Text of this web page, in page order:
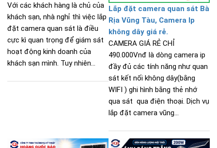
Với các khách hàng là chủ của
khách sạn, nhà nghỉ thì việc lắp
đặt camera quan sát là điều
cực kì quan trọng để giám sát
hoạt động kinh doanh của
khách sạn mình. Tuy nhiên...
Lắp đặt camera quan sát Bà
Rịa Vũng Tàu, Camera Ip
không dây giá rẻ.
CAMERA GIÁ RẺ CHỈ
490.000Vnđ là dòng camera ip
đầy đủ các tính năng như quan
sát kết nối không dây(bằng
WIFI ) ghi hình bằng thẻ nhớ
qua sát qua điện thoại. Dịch vụ
lắp đặt camera vũng...